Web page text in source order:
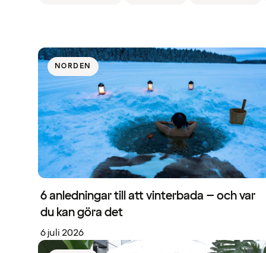
NORDEN
6 anledningar till att vinterbada – och var
du kan göra det
6 juli 2026